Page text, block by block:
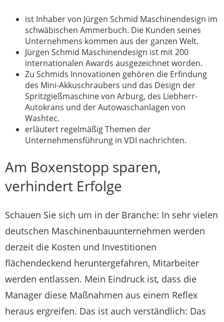
ist Inhaber von Jürgen Schmid Maschinen­design im
schwäbischen Ammerbuch. Die Kunden seines
Unternehmens kommen aus der ganzen Welt.
Jürgen Schmid Maschinendesign ist mit 200
internationalen Awards ausgezeichnet worden.
Zu Schmids Innovationen gehören die Erfindung
des Mini-Akkuschraubers und das Design der
Spritzgieß­maschine von Arburg, des Liebherr-
Autokrans und der Autowasch­anlagen von
Washtec.
erläutert regelmäßig Themen der
Unternehmensführung in VDI nachrichten.
Am Boxenstopp sparen,
verhindert Erfolge
Schauen Sie sich um in der Branche: In sehr vielen
deutschen Maschinenbauunternehmen werden
derzeit die Kosten und Investitionen
flächendeckend heruntergefahren, Mitarbeiter
werden entlassen. Mein Eindruck ist, dass die
Manager diese Maßnahmen aus einem Reflex
heraus ergreifen. Das ist auch verständlich: Das